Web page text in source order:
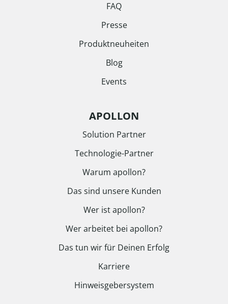
FAQ
Presse
Produktneuheiten
Blog
Events
APOLLON
Solution Partner
Technologie-Partner
Warum apollon?
Das sind unsere Kunden
Wer ist apollon?
Wer arbeitet bei apollon?
Das tun wir für Deinen Erfolg
Karriere
Hinweisgebersystem